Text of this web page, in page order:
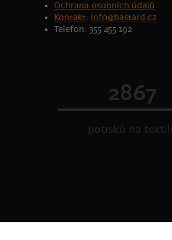
Ochrana osobních údajů
Kontakt: info@bastard.cz
Telefon: 355 455 192
2867
potisků na